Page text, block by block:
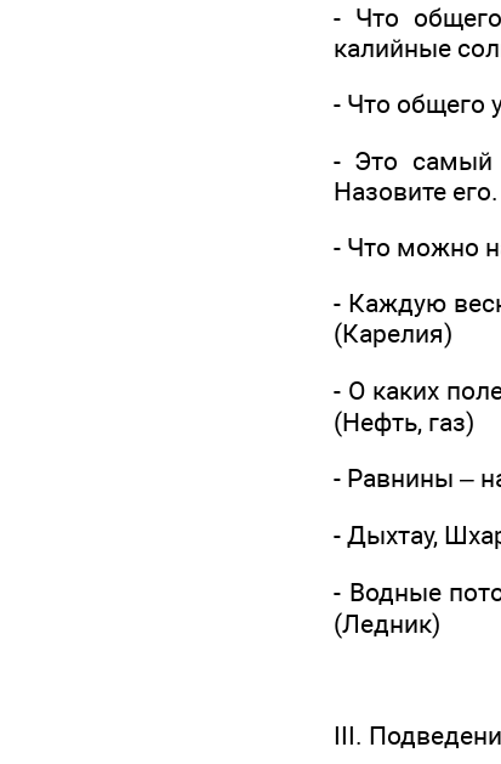
- Что
калийные
- Что общего
- Это самый
Назовите
- Что можно
- Каждую
(Карелия)
- О каких
(Нефть, газ)
- Равнины –
- Дыхтау,
- Водные
(Ледник)
III.